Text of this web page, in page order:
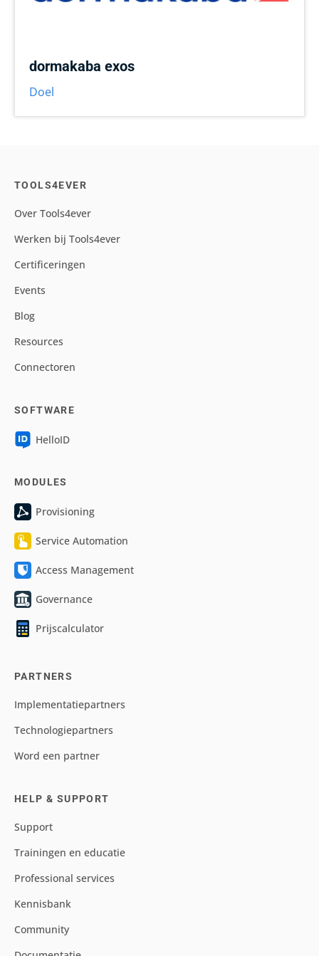
dormakaba exos
Doel
TOOLS4EVER
Over Tools4ever
Werken bij Tools4ever
Certificeringen
Events
Blog
Resources
Connectoren
SOFTWARE
HelloID
MODULES
Provisioning
Service Automation
Access Management
Governance
Prijscalculator
PARTNERS
Implementatiepartners
Technologiepartners
Word een partner
HELP & SUPPORT
Support
Trainingen en educatie
Professional services
Kennisbank
Community